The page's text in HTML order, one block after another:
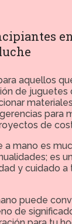
aquellos
de juguetes
para
de
a mano es
es
y cuidado a
puede
de